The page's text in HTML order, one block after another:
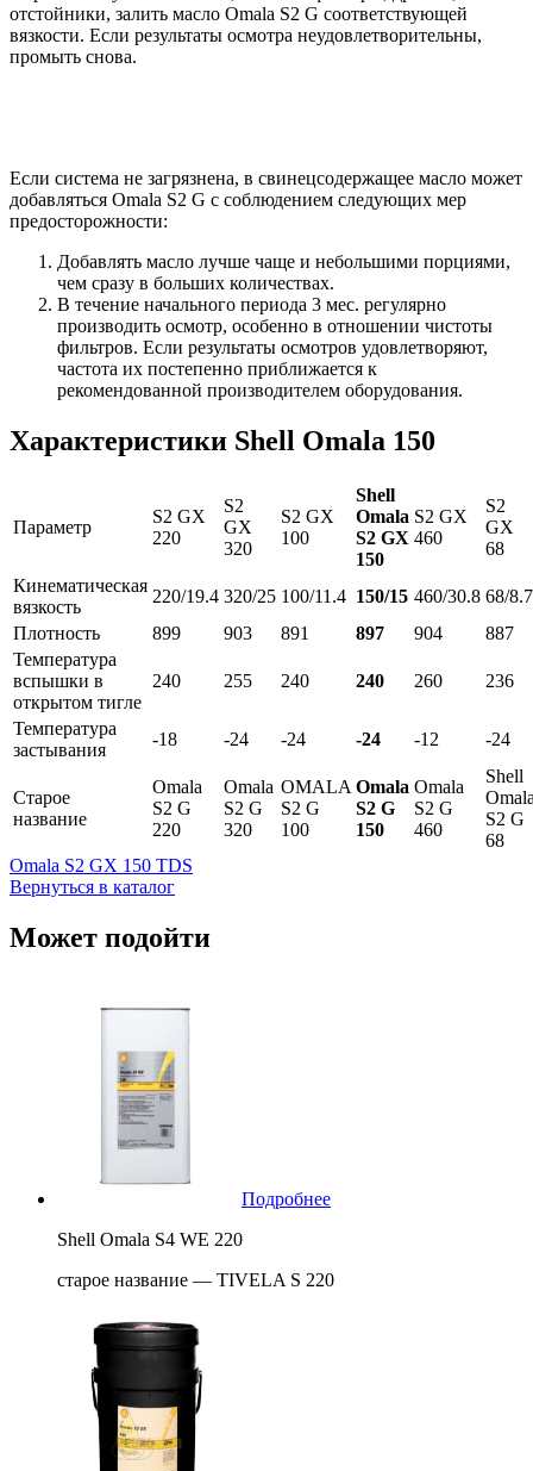
отстойники, залить масло Omala S2 G соответствующей
вязкости. Если результаты осмотра неудовлетворительны,
промыть снова.
Если система не загрязнена, в свинецсодержащее масло может
добавляться Omala S2 G с соблюдением следующих мер
предосторожности:
Добавлять масло лучше чаще и небольшими порциями,
чем сразу в больших количествах.
В течение начального периода 3 мес. регулярно
производить осмотр, особенно в отношении чистоты
фильтров. Если результаты осмотров удовлетворяют,
частота их постепенно приближается к
рекомендованной производителем оборудования.
Характеристики Shell Omala 150
Параметр
S2 GX
220
S2
GX
320
S2 GX
100
Shell
Omala
S2 GX
150
S2 GX
460
S2
GX
68
Кинематическая
вязкость
220/19.4 320/25 100/11.4 150/15 460/30.8 68/8.7
Плотность
899 903 891 897 904
887
Температура
вспышки в
открытом тигле
240 255 240 240 260 236
Температура
застывания
-18 -24 -24 -24 -12 -24
Старое
название
Omala
S2 G
220
Omala
S2 G
320
OMALA
S2 G
100
Omala
S2 G
150
Omala
S2 G
460
Shell
S2 G
68
Omala S2 GX 150 TDS
Вернуться в каталог
Может подойти
Подробнее
Shell Omala S4 WE 220
старое название — TIVELA S 220